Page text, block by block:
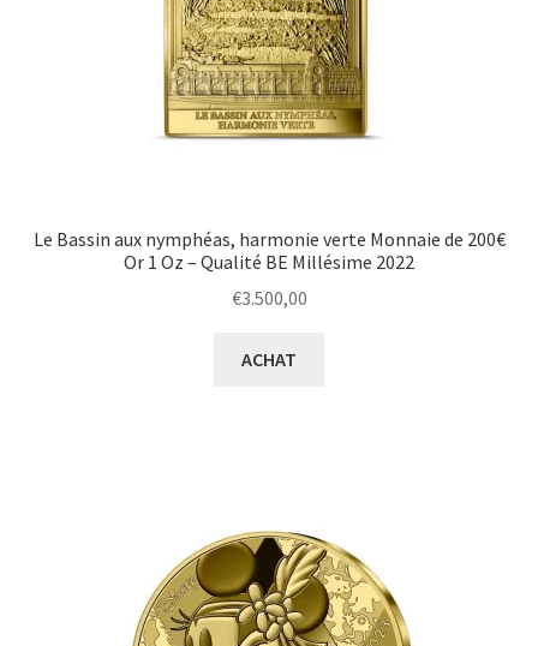
Le Bassin aux nymphéas, harmonie verte Monnaie de 200€
Or 1 Oz – Qualité BE Millésime 2022
€3.500,00
ACHAT